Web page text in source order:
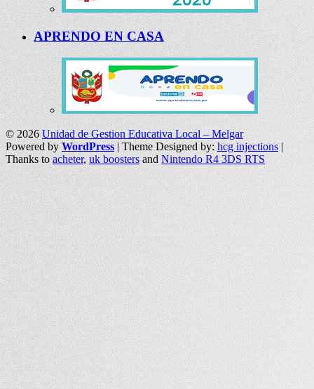
APRENDO EN CASA
© 2026Unidad de Gestion Educativa Local – Melgar
Powered by WordPress | Theme Designed by:hcg injections|
Thanks toacheter,uk boostersandNintendo R4 3DS RTS